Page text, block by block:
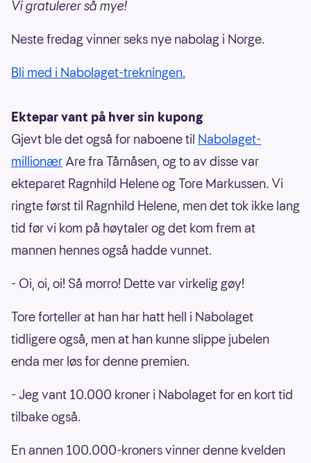
Vi gratulerer så mye!
Neste fredag vinner seks nye nabolag i Norge.
Bli med i Nabolaget-trekningen.
Ektepar vant på hver sin kupong
Gjevt ble det også for naboene til Nabolaget-
millionærAre fra Tårnåsen, og to av disse var
ekteparet Ragnhild Helene og Tore Markussen. Vi
ringte først til Ragnhild Helene, men det tok ikke lang
tid før vi kom på høytaler og det kom frem at
mannen hennes også hadde vunnet.
- Oi, oi, oi! Så morro! Dette var virkelig gøy!
Tore forteller at han har hatt hell i Nabolaget
tidligere også, men at han kunne slippe jubelen
enda mer løs for denne premien.
- Jeg vant 10.000 kroner i Nabolaget for en kort tid
tilbake også.
En annen 100.000-kroners vinner denne kvelden